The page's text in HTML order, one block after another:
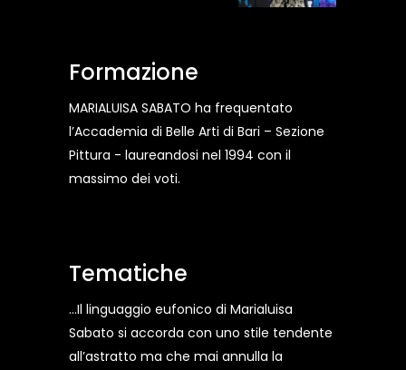
Formazione
MARIALUISA SABATO ha frequentato
l’Accademia di Belle Arti di Bari – Sezione
Pittura - laureandosi nel 1994 con il
massimo dei voti.
Tematiche
…Il linguaggio eufonico di Marialuisa
Sabato si accorda con uno stile tendente
all’astratto ma che mai annulla la